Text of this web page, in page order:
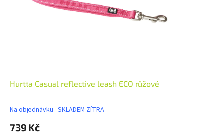
Hurtta Casual reflective leash ECO růžové
Na objednávku - SKLADEM ZÍTRA
739 Kč